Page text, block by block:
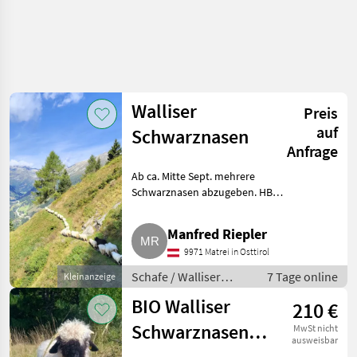
Kleinanzeige
Walliser
Schwarznasen
Preis
auf
Anfrage
Ab ca. Mitte Sept. mehrere
Schwarznasen abzugeben. HB-
weibliche Jungtiere, 1/2 bis 1
Jahr. Elterntiere HB. Schafe
Walliser Schwarznasenschaf
Manfred Riepler
9971 Matrei in Osttirol
Schafe / Walliser
Schwarznasenschafe
7 Tage online
BIO Walliser
Schwarznasenlämmer
210 €
MwSt nicht
ausweisbar